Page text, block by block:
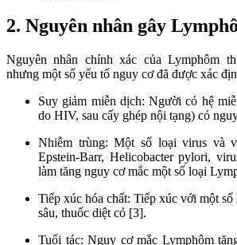
2. Nguyên nhân gây
Nguyên nhân chính xác của Lymphôm
nhưng một số yếu tố nguy cơ đã được xác
Suy giảm miễn dịch: Người có hệ
do HIV, sau cấy ghép nội tạng) có
Nhiễm trùng: Một số loại virus và
Epstein-Barr, Helicobacter pylori,
làm tăng nguy cơ mắc một số loại
Tiếp xúc hóa chất: Tiếp xúc với một
sâu, thuốc diệt cỏ [3].
Tuổi tác: Nguy cơ mắc Lymphôm